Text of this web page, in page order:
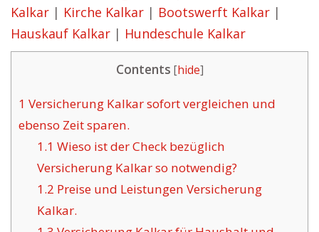
Kalkar | Kirche Kalkar | Bootswerft Kalkar |
Hauskauf Kalkar | Hundeschule Kalkar
Contents [hide]
1 Versicherung Kalkar sofort vergleichen und
ebenso Zeit sparen.
1.1 Wieso ist der Check bezüglich
Versicherung Kalkar so notwendig?
1.2 Preise und Leistungen Versicherung
Kalkar.